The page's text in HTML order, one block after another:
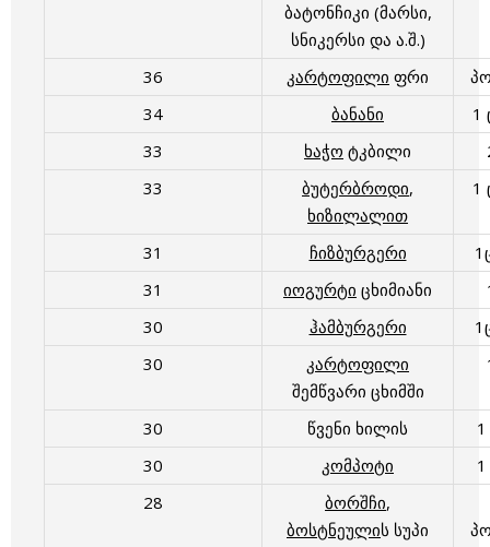
ბატონჩიკი (მარსი,
სნიკერსი და ა.შ.)
36 კარტოფილი ფრი
34
ბანანი
1
33
ხაჭო ტკბილი
33
ბუტერბროდი,
ხიზილალით
1
31 ჩიზბურგერი
31
იოგურტი ცხიმიანი
30
ჰამბურგერი
30
კარტოფილი
შემწვარი ცხიმში
30 წვენი ხილის
30
კომპოტი
28
ბორშჩი,
ბოსტნეულის სუპი